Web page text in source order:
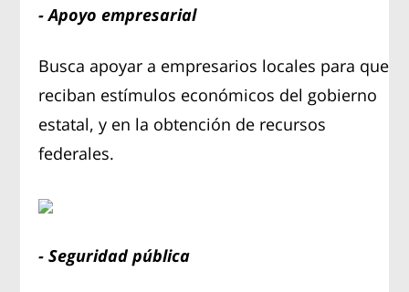
- Apoyo empresarial
Busca apoyar a empresarios locales para que
reciban estímulos económicos del gobierno
estatal, y en la obtención de recursos
federales.
- Seguridad pública